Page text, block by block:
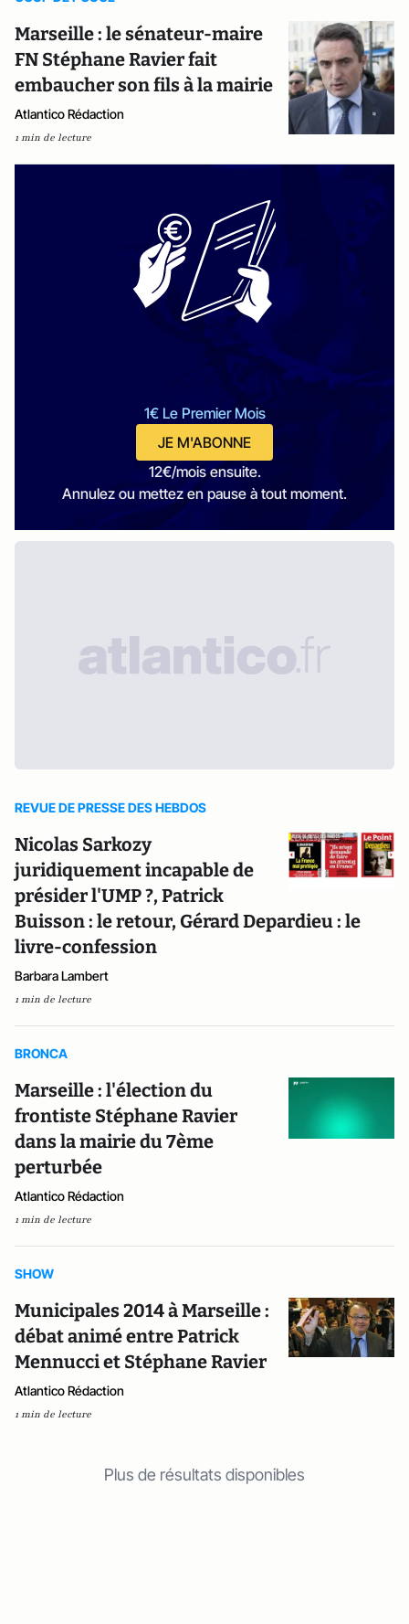
Marseille : le sénateur-maire
FN Stéphane Ravier fait
embaucher son fils à la mairie
Atlantico Rédaction
1 min de lecture
1€ Le Premier Mois
JE M'ABONNE
12€/mois ensuite.
Annulez ou mettez en pause à tout moment.
REVUE DE PRESSE DES HEBDOS
Nicolas Sarkozy
juridiquement incapable de
présider l'UMP ?, Patrick
Buisson : le retour, Gérard Depardieu : le
livre-confession
Barbara Lambert
1 min de lecture
BRONCA
Marseille : l'élection du
frontiste Stéphane Ravier
dans la mairie du 7ème
perturbée
Atlantico Rédaction
1 min de lecture
SHOW
Municipales 2014 à Marseille :
débat animé entre Patrick
Mennucci et Stéphane Ravier
Atlantico Rédaction
1 min de lecture
Plus de résultats disponibles